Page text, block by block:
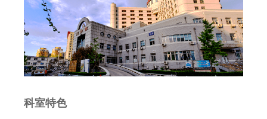
科室特色